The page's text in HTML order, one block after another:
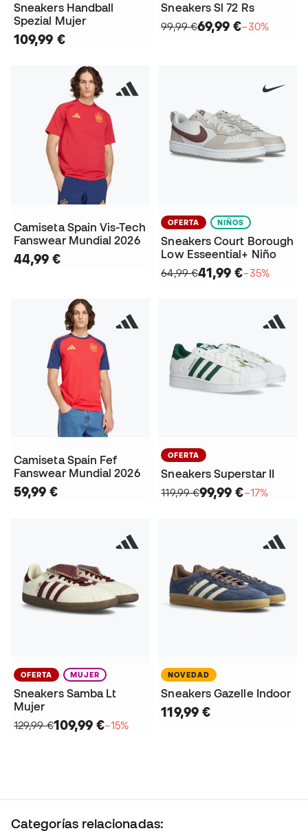
Sneakers Handball
Spezial Mujer
109,99 €
Sneakers Sl 72 Rs
99,99 €69,99 €−30%
Camiseta Spain Vis-Tech
Fanswear Mundial 2026
44,99 €
OFERTA NIÑOS
Sneakers Court Borough
Low Esseential+ Niño
64,99 €41,99 €−35%
Camiseta Spain Fef
Fanswear Mundial 2026
59,99 €
OFERTA
Sneakers Superstar II
119,99 €99,99 €−17%
OFERTA MUJER
Sneakers Samba Lt
Mujer
129,99 €109,99 €−15%
NOVEDAD
Sneakers Gazelle Indoor
119,99 €
Categorías relacionadas: